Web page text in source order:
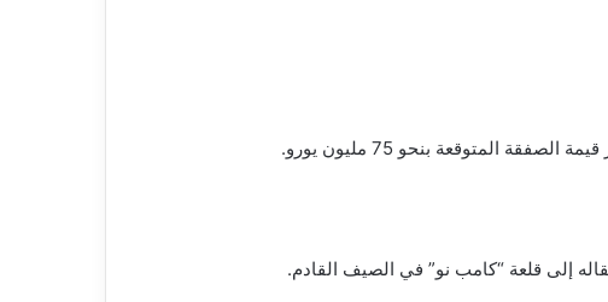
المتوقعة بنحو 75 مليون يورو.
إلى قلعة “كامب نو” في الصيف القادم.